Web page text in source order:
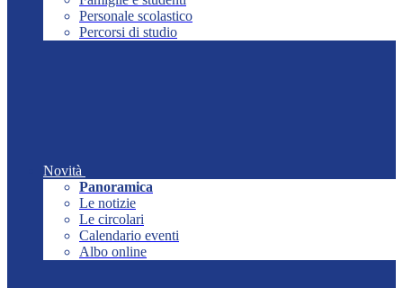
Personale scolastico
Percorsi di studio
Novità
Panoramica
Le notizie
Le circolari
Calendario eventi
Albo online